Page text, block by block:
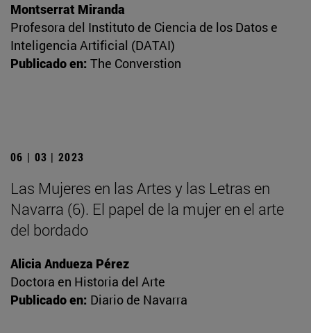
Montserrat Miranda
Profesora del Instituto de Ciencia de los Datos e
Inteligencia Artificial (DATAI)
Publicado en: The Converstion
06 | 03 | 2023
Las Mujeres en las Artes y las Letras en
Navarra (6). El papel de la mujer en el arte
del bordado
Alicia Andueza Pérez
Doctora en Historia del Arte
Publicado en: Diario de Navarra